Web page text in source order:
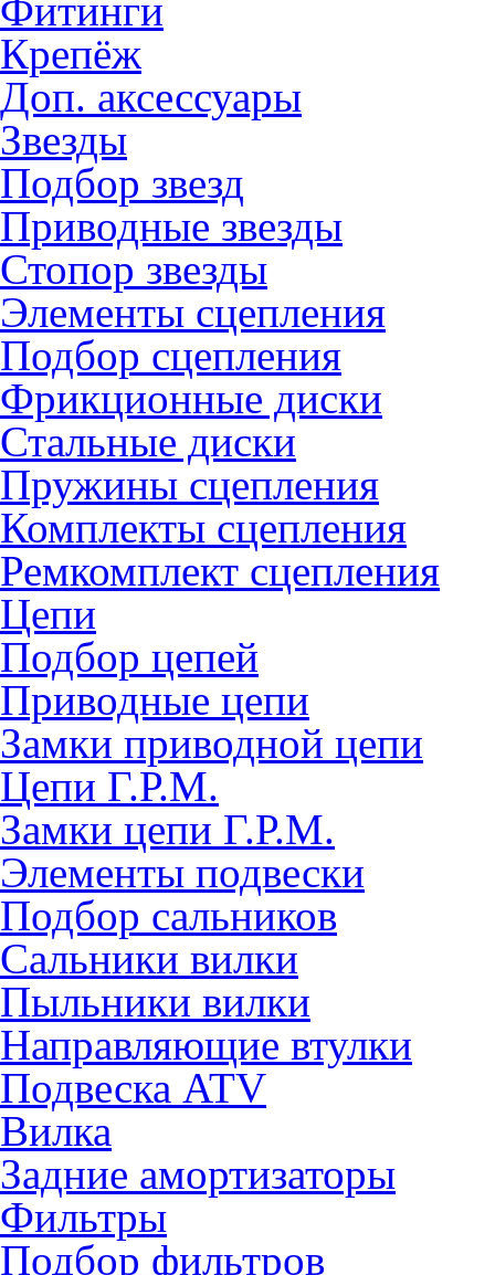
Фитинги
Крепёж
Доп. аксессуары
Звезды
Подбор звезд
Приводные звезды
Стопор звезды
Элементы сцепления
Подбор сцепления
Фрикционные диски
Стальные диски
Пружины сцепления
Комплекты сцепления
Ремкомплект сцепления
Цепи
Подбор цепей
Приводные цепи
Замки приводной цепи
Цепи Г.Р.М.
Замки цепи Г.Р.М.
Элементы подвески
Подбор сальников
Сальники вилки
Пыльники вилки
Направляющие втулки
Подвеска ATV
Вилка
Задние амортизаторы
Фильтры
Подбор фильтров